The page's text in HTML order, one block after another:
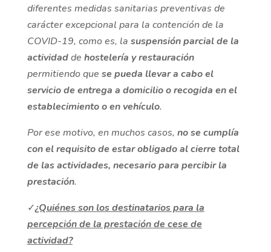
diferentes medidas sanitarias preventivas de
carácter excepcional para la contención de la
COVID-19, como es, la suspensión parcial de la
actividadde hostelería y restauración
permitiendo que se pueda llevar a cabo el
servicio de entrega a domicilio o recogida en el
establecimiento o en vehículo.
Por ese motivo, en muchos casos, no se cumplía
con el requisito de estar obligado al cierre total
de las actividades, necesario para percibir la
prestación.
✓¿Quiénes son los destinatarios para la
percepción de la prestación de cese de
actividad?